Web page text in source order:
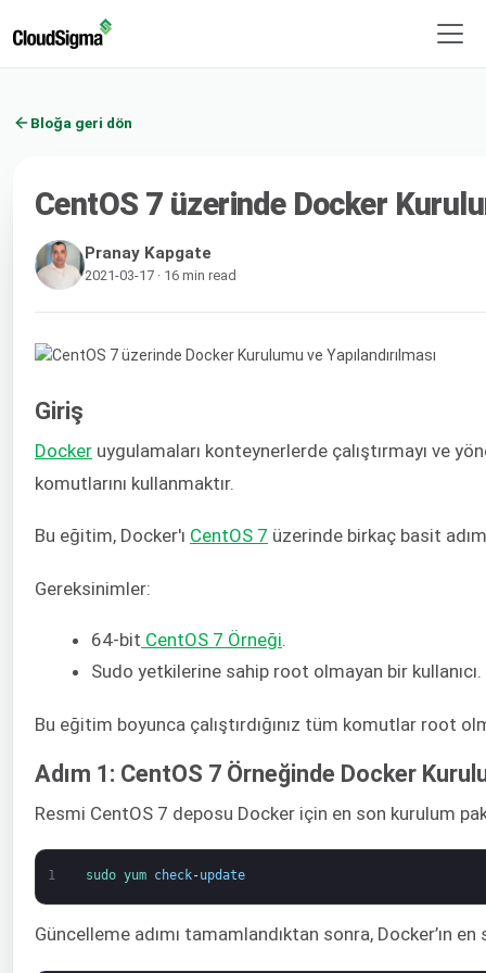
Bloğa geri dön
CentOS 7 üzerinde Docker
Pranay Kapgate
2021-03-17 · 16 min read
Giriş
Docker uygulamaları konteynerlerde çalıştırmayı ve
komutlarını kullanmaktır.
Bu eğitim, Docker'ı CentOS 7 üzerinde birkaç basit
Gereksinimler:
64-bit CentOS 7 Örneği.
Sudo yetkilerine sahip root olmayan bir kullanıcı.
Bu eğitim boyunca çalıştırdığınız tüm komutlar root
Adım 1: CentOS 7 Örneğinde Docker
Resmi CentOS 7 deposu Docker için en son kurulum
1 sudo yum check-update
Güncelleme adımı tamamlandıktan sonra, Docker’ın